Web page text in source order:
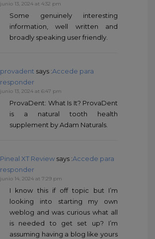
junio 13, 2024 at 4:32 pm
Some genuinely interesting
information, well written and
broadly speaking user friendly.
provadent says :Accede para
responder
junio 13, 2024 at 6:47 pm
ProvaDent: What Is It? ProvaDent
is a natural tooth health
supplement by Adam Naturals.
Pineal XT Review says :Accede para
responder
junio 14, 2024 at 7:29 pm
I know this if off topic but I’m
looking into starting my own
weblog and was curious what all
is needed to get set up? I’m
assuming having a blog like yours